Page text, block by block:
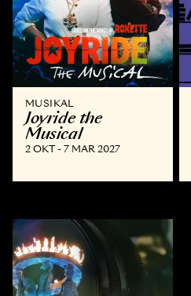
MUSIKAL
Joyride the
Musical
2 OKT - 7 MAR 2027